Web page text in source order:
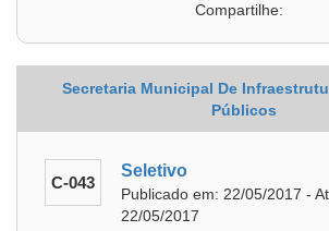
Compartilhe:
Secretaria Municipal De
Públicos
C-043
Seletivo
Publicado em: 22/05/2017 -
22/05/2017